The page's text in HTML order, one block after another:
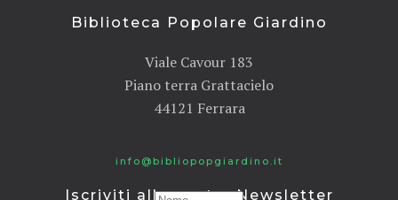
Biblioteca Popolare Giardino
Viale Cavour 183
Piano terra Grattacielo
44121 Ferrara
info@bibliopopgiardino.it
Iscriviti alla nostra Newsletter